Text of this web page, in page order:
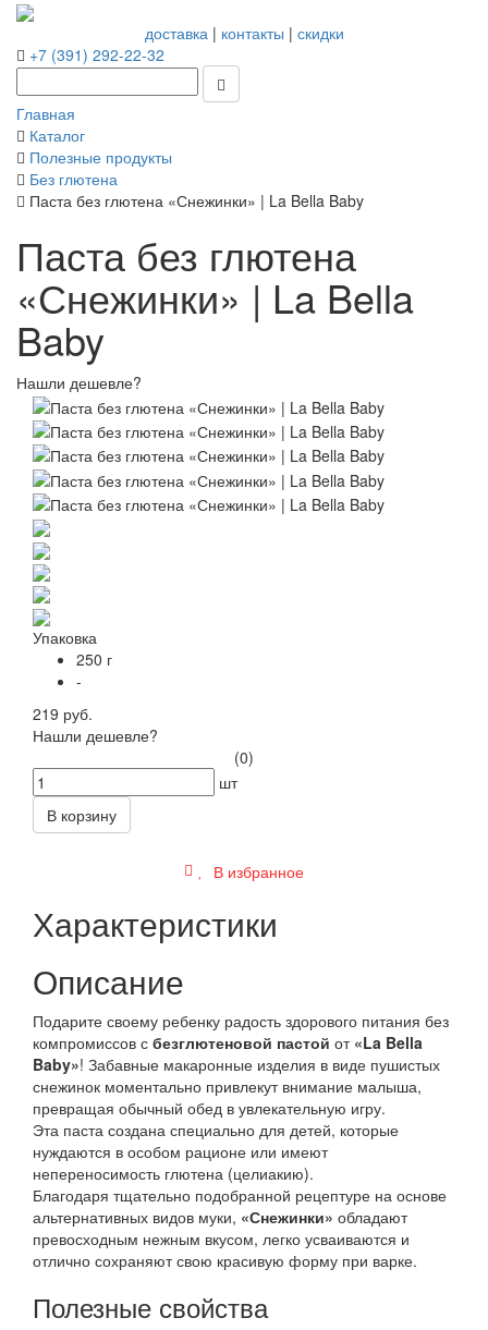
доставка| контакты | скидки
+7 (391) 292-22-32
Главная
Каталог
Полезные продукты
Без глютена
Паста без глютена «Снежинки» | La Bella Baby
Паста без глютена
«Снежинки» | La Bella
Baby
Нашли дешевле?
Упаковка
250 г
-
219 руб.
Нашли дешевле?
(0)
шт
В корзину
В избранное
Характеристики
Описание
Подарите своему ребенку радость здорового питания без
компромиссов с безглютеновой пастой от «La Bella
Baby»! Забавные макаронные изделия в виде пушистых
снежинок моментально привлекут внимание малыша,
превращая обычный обед в увлекательную игру.
Эта паста создана специально для детей, которые
нуждаются в особом рационе или имеют
непереносимость глютена (целиакию).
Благодаря тщательно подобранной рецептуре на основе
альтернативных видов муки, «Снежинки» обладают
превосходным нежным вкусом, легко усваиваются и
отлично сохраняют свою красивую форму при варке.
Полезные свойства